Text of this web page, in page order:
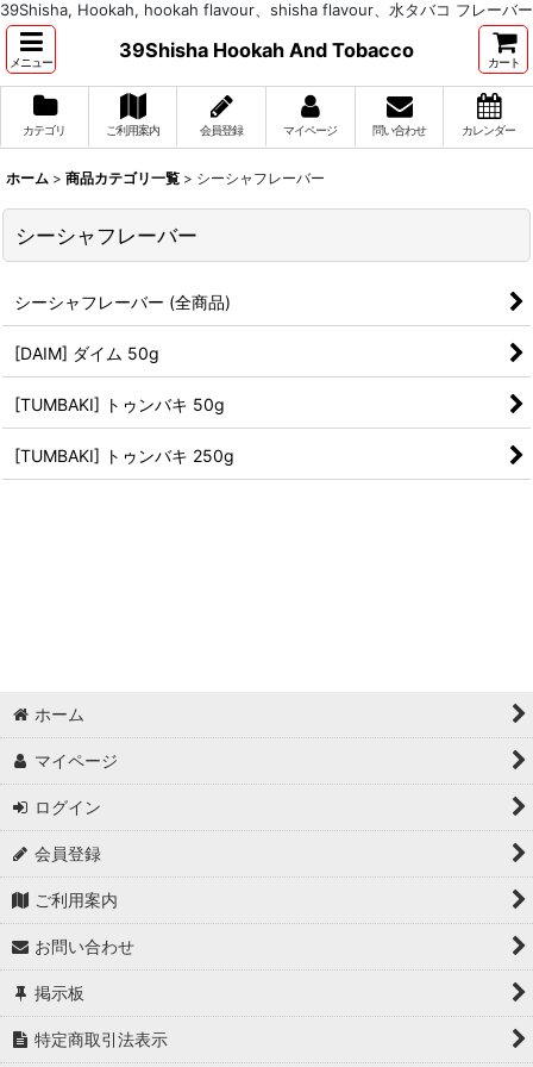
39Shisha, Hookah, hookah flavour、shisha flavour、水タバコ フレーバー
メニュー
39Shisha Hookah And Tobacco
カート
カテゴリ ご利用案内 会員登録 マイページ 問い合わせ カレンダー
ホーム > 商品カテゴリ一覧 > シーシャフレーバー
シーシャフレーバー
シーシャフレーバー (全商品)
[DAIM] ダイム 50g
[TUMBAKI] トゥンバキ 50g
[TUMBAKI] トゥンバキ 250g
ホーム
マイページ
ログイン
会員登録
ご利用案内
お問い合わせ
掲示板
特定商取引法表示